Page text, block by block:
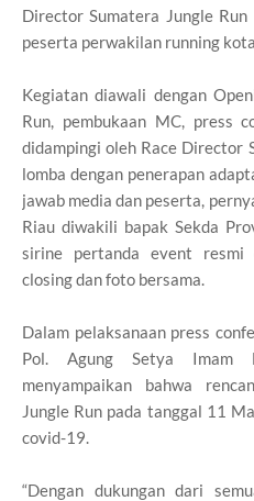
Director Sumatera Jungle
peserta perwakilan running
Kegiatan diawali dengan
Run, pembukaan MC, press
didampingi oleh Race Director
lomba dengan penerapan
jawab media dan peserta,
Riau diwakili bapak Sekda
sirine pertanda event resmi
closing dan foto bersama.
Dalam pelaksanaan press
Pol. Agung Setya Imam
menyampaikan bahwa
Jungle Run pada tanggal 11
covid-19.
“Dengan dukungan dari